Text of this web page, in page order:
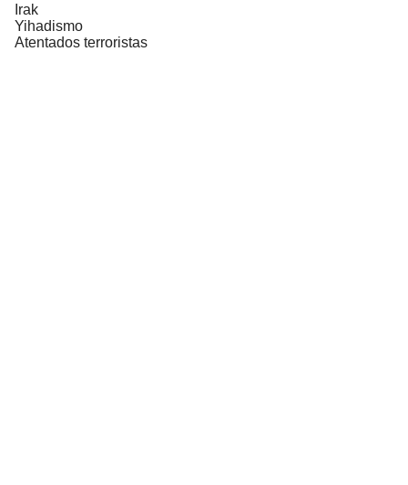
Irak
Yihadismo
Atentados terroristas